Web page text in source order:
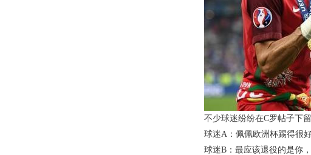
不少球迷纷纷在C罗帖子下
球迷A：佩佩欧洲杯踢得很
球迷B：最应该退役的是你